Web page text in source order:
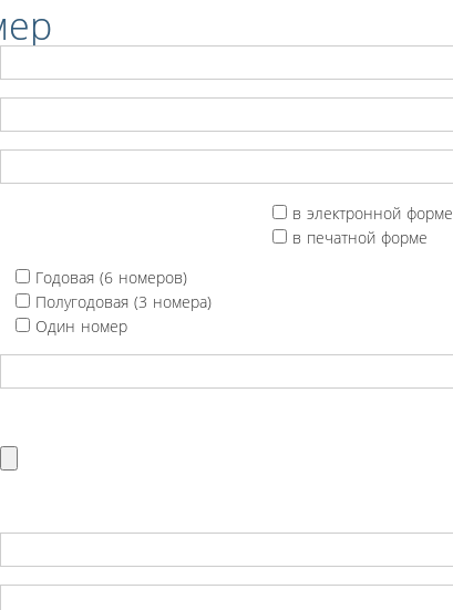
в электронной форме
в печатной форме
Годовая (6 номеров)
Полугодовая (3 номера)
Один номер